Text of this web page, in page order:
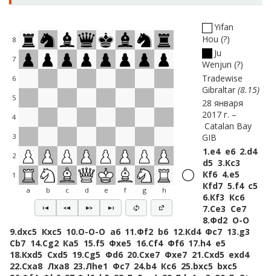
8
7
6
5
4
3
2
1
a
b c d e f g h
Yifan
Hou ?
Ju
Wenjun ?
Tradewise
Gibraltar 8.15
28 января
2017 г.
Catalan Bay
GIB
1.e4 e6 2.d4
d5 3.Кc3
Кf6 4.e5
Кfd7 5.f4 c5
6.Кf3 Кc6
7.Сe3 Сe7
8.Фd2 O-O
9.dxc5 Кxc5 10.O-O-O a6 11.Фf2 b6 12.Кd4 Фc7 13.g3
Сb7 14.Сg2 Кa5 15.f5 Фxe5 16.Сf4 Фf6 17.h4 e5
18.Кxd5 Сxd5 19.Сg5 Фd6 20.Сxe7 Фxe7 21.Сxd5 exd4
22.Сxa8 Лxa8 23.Лhe1 Фc7 24.b4 Кc6 25.bxc5 bxc5